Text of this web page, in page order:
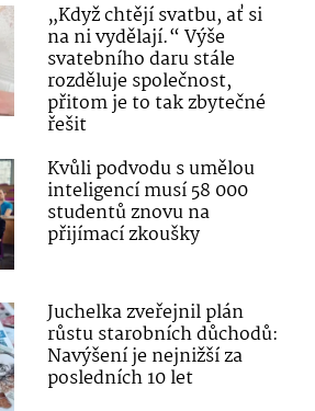
„Když chtějí svatbu, ať si
na ni vydělají.“ Výše
svatebního daru stále
rozděluje společnost,
přitom je to tak zbytečné
řešit
Kvůli podvodu s umělou
inteligencí musí 58 000
studentů znovu na
přijímací zkoušky
Juchelka zveřejnil plán
růstu starobních důchodů:
Navýšení je nejnižší za
posledních 10 let